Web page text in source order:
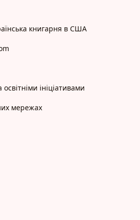
книгарня в США
ініціативами
мережах